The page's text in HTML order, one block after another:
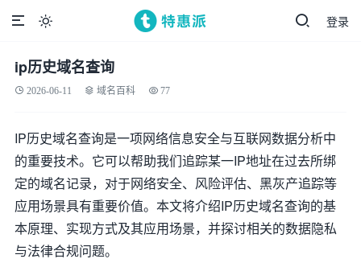
登录

ip历史域名查询
2026-06-11 域名百科 77
IP历史域名查询是一项网络信息安全与互联网数据分析中
的重要技术。它可以帮助我们追踪某一IP地址在过去所绑
定的域名记录，对于网络安全、风险评估、黑灰产追踪等
应用场景具有重要价值。本文将介绍IP历史域名查询的基
本原理、实现方式及其应用场景，并探讨相关的数据隐私
与法律合规问题。